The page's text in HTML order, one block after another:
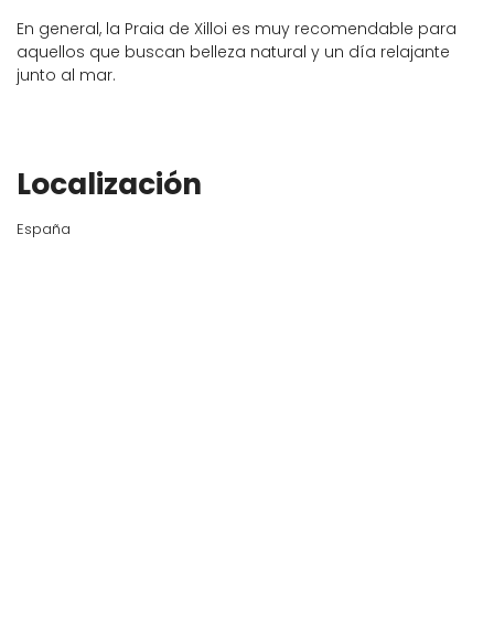
En general, la Praia de Xilloi es muy recomendable para
aquellos que buscan belleza natural y un día relajante
junto al mar.
Localización
España